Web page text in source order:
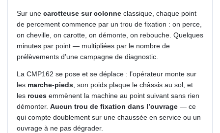
Sur une carotteuse sur colonne classique, chaque point
de percement commence par un trou de fixation : on perce,
on cheville, on carotte, on démonte, on rebouche. Quelques
minutes par point — multipliées par le nombre de
prélèvements d’une campagne de diagnostic.
La CMP162 se pose et se déplace : l’opérateur monte sur
les marche-pieds, son poids plaque le châssis au sol, et
les roues emmènent la machine au point suivant sans rien
démonter. Aucun trou de fixation dans l’ouvrage — ce
qui compte doublement sur une chaussée en service ou un
ouvrage à ne pas dégrader.